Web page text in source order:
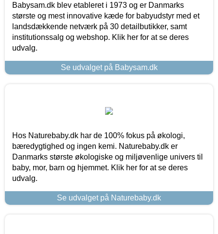
Babysam.dk blev etableret i 1973 og er Danmarks
største og mest innovative kæde for babyudstyr med et
landsdækkende netværk på 30 detailbutikker, samt
institutionssalg og webshop. Klik her for at se deres
udvalg.
Se udvalget på Babysam.dk
Hos Naturebaby.dk har de 100% fokus på økologi,
bæredygtighed og ingen kemi. Naturebaby.dk er
Danmarks største økologiske og miljøvenlige univers til
baby, mor, barn og hjemmet. Klik her for at se deres
udvalg.
Se udvalget på Naturebaby.dk